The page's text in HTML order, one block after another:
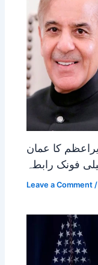
کا عمان
فونک رابطہ
Leave a Comment /